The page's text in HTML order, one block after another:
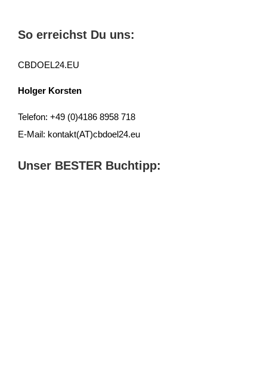
So erreichst Du uns:
CBDOEL24.EU
Holger Korsten
Telefon: +49 (0)4186 8958 718
E-Mail: kontakt(AT)cbdoel24.eu
Unser BESTER Buchtipp: